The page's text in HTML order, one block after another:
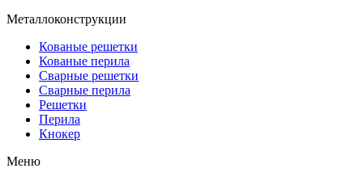
Металлоконструкции
Кованые решетки
Кованые перила
Сварные решетки
Сварные перила
Решетки
Перила
Кнокер
Меню